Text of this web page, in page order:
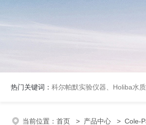
热门关键词： 科尔帕默实验仪器、Holiba水
当前位置： 首页 > 产品中心 > Cole-